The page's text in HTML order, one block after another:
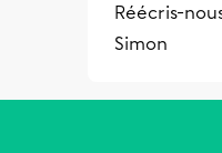
Réécris-
Simon